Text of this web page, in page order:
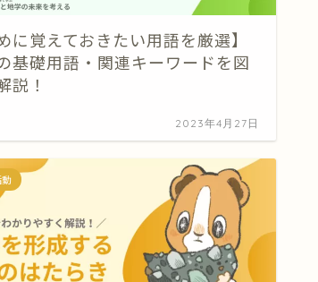
に覚えておきたい用語を厳選】
基礎用語・関連キーワードを図
説！
2023年4月27日
動